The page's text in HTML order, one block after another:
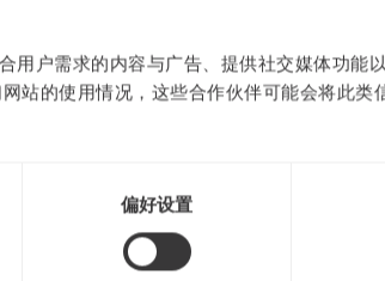
用户需求的内容与广告、提供社交媒体功能
站的使用情况，这些合作伙伴可能会将此
偏好设置